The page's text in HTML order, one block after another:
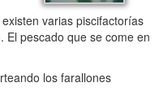
varias piscifactorías
El pescado que se come en
los farallones